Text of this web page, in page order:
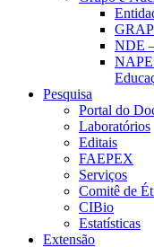
NDE
Pesquisa
Portal do
Laboratórios
Editais
FAEPEX
Serviços
Comitê de
CIBio
Estatísticas
Extensão